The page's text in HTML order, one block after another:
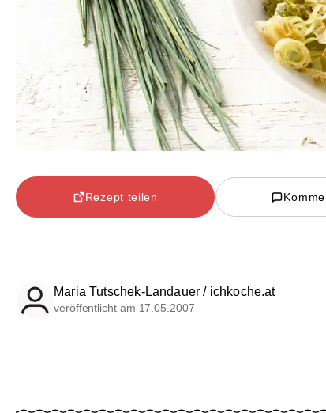
Rezept teilen
Maria Tutschek-Landauer / ichkoche.at
veröffentlicht am 17.05.2007